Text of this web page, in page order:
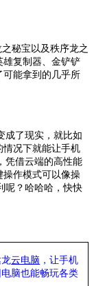
秘宝以及秩序龙之
雄复制器、金铲铲
可能拿到的几乎所
成了现实，就比如
情况下就能让手机
凭借云端的高性能
操作模式可以像操
呢？哈哈哈，快快
云电脑 ，让手机
脑也能畅玩各类